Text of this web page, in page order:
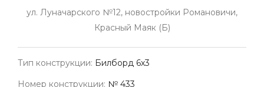
ул. Луначарского №12, новостройки Романовичи,
Красный Маяк (Б)
Тип конструкции: Билборд 6х3
Номер конструкции: № 433